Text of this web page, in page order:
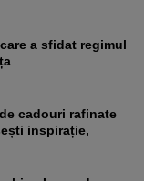
inspirație,